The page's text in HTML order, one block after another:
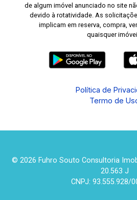
de algum imóvel anunciado no site
devido à rotatividade. As
implicam em reserva, compra,
quaisquer
Política de
Termo de
© 2026 Fuhro Souto Consultoria
20.563 J
CNPJ: 93.555.928/